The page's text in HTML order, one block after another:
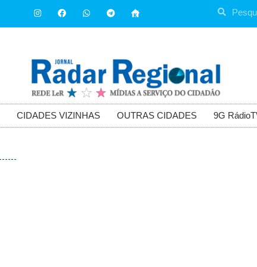
CIDADES VIZINHAS OUTRAS CIDADES 9G